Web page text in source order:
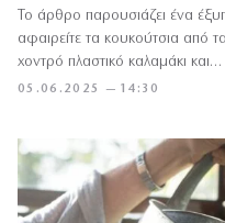
05.06.2025 — 14:30
Το άρθρο παρουσιάζει ένα
αφαιρείτε τα κουκούτσια από
χοντρό πλαστικό καλαμάκι και…